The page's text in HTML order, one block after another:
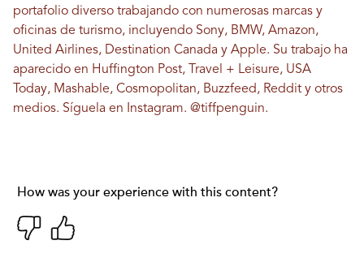
portafolio diverso trabajando con numerosas marcas y
oficinas de turismo, incluyendo Sony, BMW, Amazon,
United Airlines, Destination Canada y Apple. Su trabajo ha
aparecido en Huffington Post, Travel + Leisure, USA
Today, Mashable, Cosmopolitan, Buzzfeed, Reddit y otros
medios. Síguela en Instagram. @tiffpenguin.